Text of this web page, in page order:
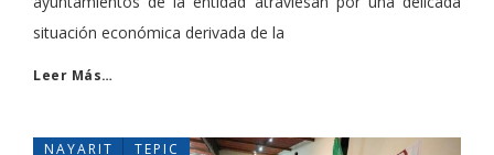
situación económica derivada de la
Leer Más…
NAYARIT TEPIC